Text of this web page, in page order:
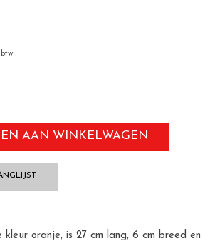
btw
AAN WINKELWAGEN
kleur oranje, is 27 cm lang, 6 cm breed en